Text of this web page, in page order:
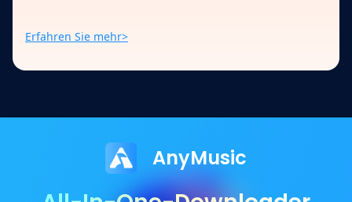
Erfahren Sie mehr>
AnyMusic